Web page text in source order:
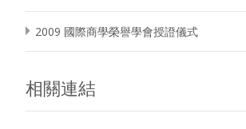
2009 國際商學榮譽學會授證儀式
相關連結